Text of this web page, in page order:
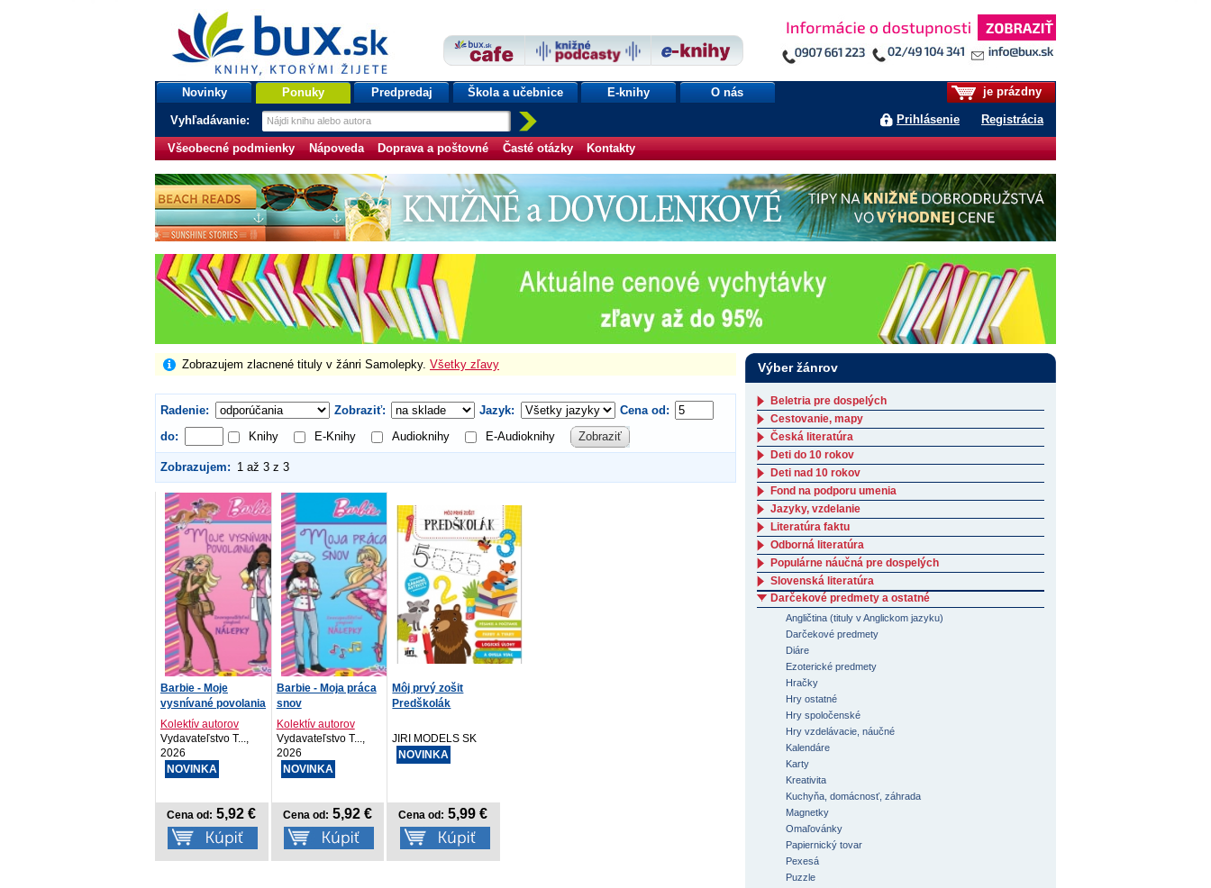
bux.sk
knihy, ktorými žijete
Úvodná stránka
je prázdny
Prihlásenie Registrácia
Novinky Ponuky Predpredaj Škola a učebnice E-knihy O nás
Vyhľadávanie:
Všeobecné podmienky Nápoveda Doprava a poštovné Časté otázky Kontakty
Zobrazujem zlacnené tituly v žánri Samolepky. Všetky zľavy
Radenie: Zobraziť: Jazyk:
Cena od:
do:
Knihy E-Knihy Audioknihy E-Audioknihy Zobraziť
Zobrazujem: 1 až 3 z 3
Barbie - Moje
vysnívané povolania
Kolektív autorov
Vydavateľstvo T...,
2026
NOVINKA
Cena od: 5,92 €
Barbie - Moja práca
snov
Kolektív autorov
Vydavateľstvo T...,
2026
NOVINKA
Cena od: 5,92 €
Môj prvý zošit
Predškolák
JIRI MODELS SK
NOVINKA
Cena od: 5,99 €
Výber žánrov
Beletria pre dospelých
Cestovanie, mapy
Česká literatúra
Deti do 10 rokov
Deti nad 10 rokov
Fond na podporu umenia
Jazyky, vzdelanie
Literatúra faktu
Odborná literatúra
Populárne náučná pre dospelých
Slovenská literatúra
Darčekové predmety a ostatné
Angličtina (tituly v Anglickom jazyku)
Darčekové predmety
Diáre
Ezoterické predmety
Hračky
Hry ostatné
Hry spoločenské
Hry vzdelávacie, náučné
Kalendáre
Karty
Kreativita
Kuchyňa, domácnosť, záhrada
Magnetky
Omaľovánky
Papiernický tovar
Pexesá
Puzzle